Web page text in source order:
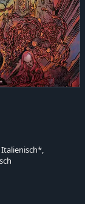
Italienisch*,